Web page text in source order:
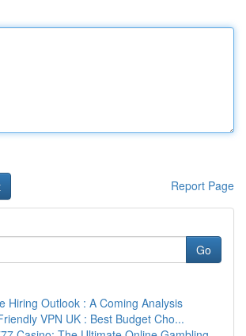
Report Page
Go
Hiring Outlook : A Coming Analysis
VPN UK : Best Budget Cho...